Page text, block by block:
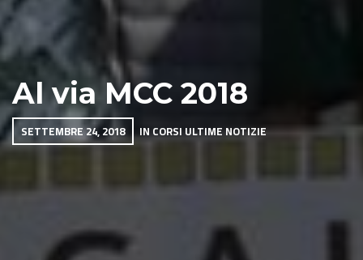
Al via MCC 2018
SETTEMBRE 24, 2018 INCORSIULTIME NOTIZIE